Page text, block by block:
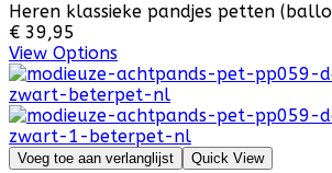
Heren klassieke pandjes petten
€ 39,95
View Options
Voeg toe aan verlanglijst Quick View